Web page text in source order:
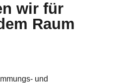
wir für
Raum
und